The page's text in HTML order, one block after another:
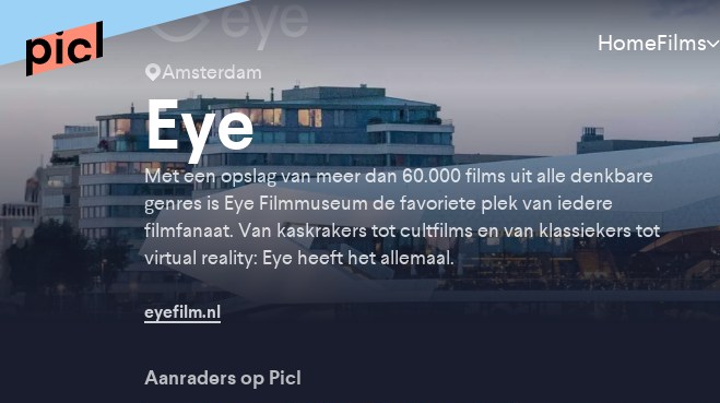
HomeFilms
Nieuw
Aanraders
Binnenkort
Amsterdam
Eye
Met een opslag van meer dan 60.000 films uit alle denkbare
genres is Eye Filmmuseum de favoriete plek van iedere
filmfanaat. Van kaskrakers tot cultfilms en van klassiekers tot
virtual reality: Eye heeft het allemaal.
eyefilm.nl
Aanraders op Picl